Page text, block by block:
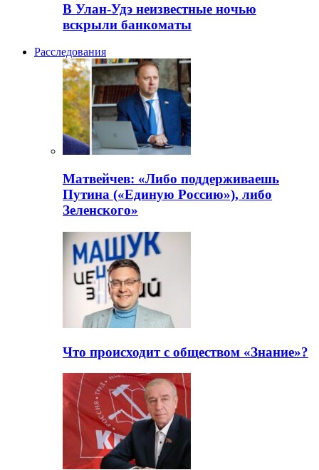
В Улан-Удэ неизвестные ночью
вскрыли банкоматы
Расследования
Матвейчев: «Либо поддерживаешь
Путина («Единую Россию»), либо
Зеленского»
Что происходит с обществом «Знание»?